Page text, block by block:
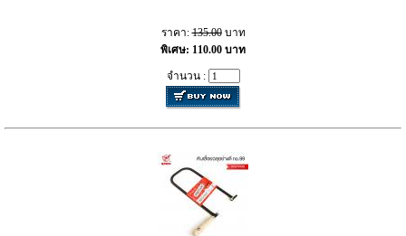
ราคา:135.00บาท
พิเศษ: 110.00 บาท
จำนวน :